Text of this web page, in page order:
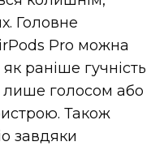
Головне
Pro можна
раніше гучність
голосом або
Також
завдяки